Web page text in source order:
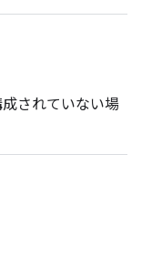
されていない場